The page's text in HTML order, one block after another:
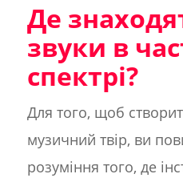
Де
звуки в
спектрі?
Для того, щоб
музичний твір, ви
розуміння того, де